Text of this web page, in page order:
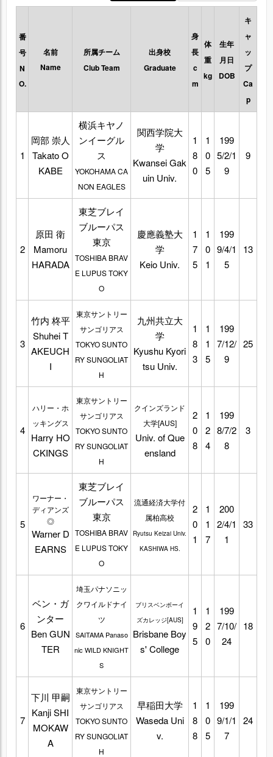
番
号
N
O.
名前
Name
所属チーム
Club Team
出身校
Graduate
身
長
c
m
体
重
kg
生年
月日
DOB
キ
ャ
ッ
プ
Ca
p
1
岡部 崇人
Takato O
KABE
横浜キヤノ
ンイーグル
ス
YOKOHAMA CA
NON EAGLES
関西学院大
学
Kwansei Gak
uin Univ.
1
8
0
1
0
5
199
5/2/1
9
9
2
原田 衛
Mamoru
HARADA
東芝ブレイ
ブルーパス
東京
TOSHIBA BRAV
E LUPUS TOKY
O
慶應義塾大
学
Keio Univ.
1
7
5
1
0
1
199
9/4/1
5
13
3
竹内 柊平
Shuhei T
AKEUCH
I
東京サントリー
サンゴリアス
TOKYO SUNTO
RY SUNGOLIAT
H
九州共立大
学
Kyushu Kyori
tsu Univ.
1
8
3
1
1
5
199
7/12/
9
25
4
ハリー・ホ
ッキングス
Harry HO
CKINGS
東京サントリー
サンゴリアス
TOKYO SUNTO
RY SUNGOLIAT
H
クインズランド
大学[AUS]
Univ. of Que
ensland
2
0
8
1
2
4
199
8/7/2
8
3
5
ワーナー・
ディアンズ
◎
Warner D
EARNS
東芝ブレイ
ブルーパス
東京
TOSHIBA BRAV
E LUPUS TOKY
O
流通経済大学付
属柏高校
Ryutsu Keizai Univ.
KASHIWA HS.
2
0
1
1
1
7
200
2/4/1
1
33
6
ベン・ガ
ンター
Ben GUN
TER
埼玉パナソニッ
クワイルドナイ
ツ
SAITAMA Panaso
nic WILD KNIGHT
S
ブリスベンボーイ
ズカレッジ[AUS]
Brisbane Boy
s' College
1
9
5
1
2
0
199
7/10/
24
18
7
下川 甲嗣
Kanji SHI
MOKAW
A
東京サントリー
サンゴリアス
TOKYO SUNTO
RY SUNGOLIAT
H
早稲田大学
Waseda Uni
v.
1
8
8
1
0
5
199
9/1/1
7
24